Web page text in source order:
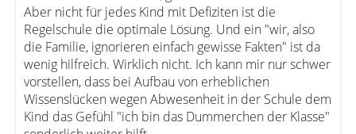
Aber nicht für jedes Kind mit Defiziten ist die
Regelschule die optimale Lösung. Und ein "wir, also
die Familie, ignorieren einfach gewisse Fakten" ist da
wenig hilfreich. Wirklich nicht. Ich kann mir nur schwer
vorstellen, dass bei Aufbau von erheblichen
Wissenslücken wegen Abwesenheit in der Schule dem
Kind das Gefühl "ich bin das Dummerchen der Klasse"